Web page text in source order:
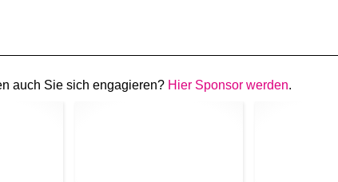
auch Sie sich engagieren? Hier Sponsor werden.